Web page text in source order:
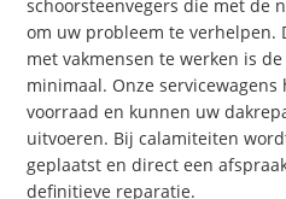
schoorsteenvegers die met de
om uw probleem te verhelpen.
met vakmensen te werken is
minimaal. Onze
voorraad en kunnen uw
uitvoeren. Bij calamiteiten
geplaatst en direct een
definitieve reparatie.